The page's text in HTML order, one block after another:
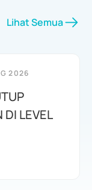
Lihat Semua
2026
DI LEVEL